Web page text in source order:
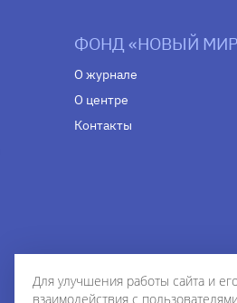
ФОНД «НОВЫЙ
О журнале
О центре
Контакты
Для улучшения работы сайта и
взаимодействия с